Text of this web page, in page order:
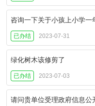
咨询一下关于小孩上小学一
已办结 2023-07-31
绿化树木该修剪了
已办结 2023-07-03
请问贵单位受理政府信息公